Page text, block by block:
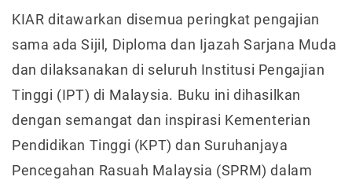
KIAR ditawarkan disemua peringkat pengajian
sama ada Sijil, Diploma dan Ijazah Sarjana Muda
dan dilaksanakan di seluruh Institusi Pengajian
Tinggi (IPT) di Malaysia. Buku ini dihasilkan
dengan semangat dan inspirasi Kementerian
Pendidikan Tinggi (KPT) dan Suruhanjaya
Pencegahan Rasuah Malaysia (SPRM) dalam